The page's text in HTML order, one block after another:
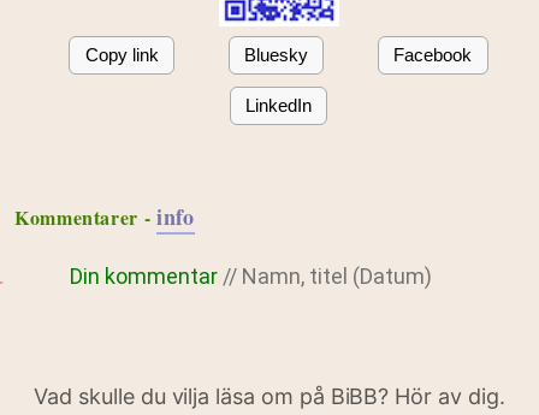
Copy link Bluesky Facebook
LinkedIn
Kommentarer - info
Din kommentar // Namn, titel (Datum)
Vad skulle du vilja läsa om på BiBB? Hör av dig.